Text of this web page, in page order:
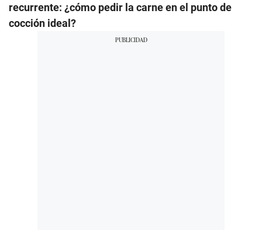
recurrente: ¿cómo pedir la carne en el punto de
cocción ideal?